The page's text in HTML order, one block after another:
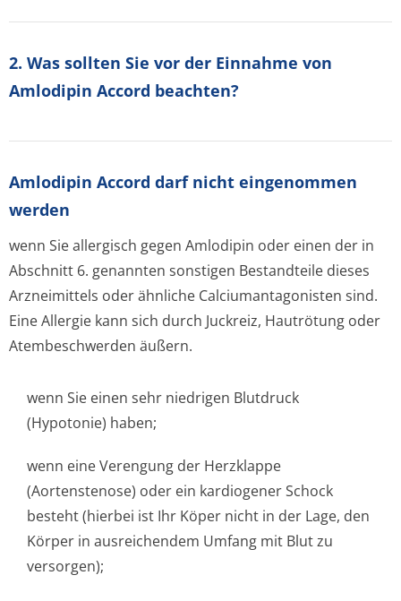
2. Was sollten Sie vor der Einnahme von
Amlodipin Accord beachten?
Amlodipin Accord darf nicht eingenommen
werden
wenn Sie allergisch gegen Amlodipin oder einen der in
Abschnitt 6. genannten sonstigen Bestandteile dieses
Arzneimittels oder ähnliche Calciumantagonisten sind.
Eine Allergie kann sich durch Juckreiz, Hautrötung oder
Atembeschwerden äußern.
wenn Sie einen sehr niedrigen Blutdruck
(Hypotonie) haben;
wenn eine Verengung der Herzklappe
(Aortenstenose) oder ein kardiogener Schock
besteht (hierbei ist Ihr Köper nicht in der Lage, den
Körper in ausreichendem Umfang mit Blut zu
versorgen);